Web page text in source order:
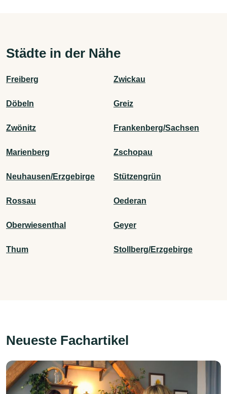
Städte in der Nähe
Freiberg Zwickau
Döbeln Greiz
Zwönitz Frankenberg/Sachsen
Marienberg Zschopau
Neuhausen/Erzgebirge Stützengrün
Rossau Oederan
Oberwiesenthal Geyer
Thum Stollberg/Erzgebirge
Neueste Fachartikel